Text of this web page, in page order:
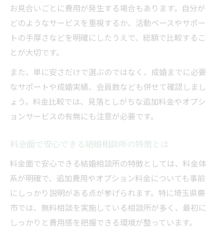
費用を抑え満足度UP結婚相談所比較術
費用を抑えた結婚相談所選びのコツを紹介
結婚相談所で満足度を高める比較ポイント
無駄なく活用できる結婚相談所の選び方
結婚相談所の料金プラン比較で賢く婚活
満足度重視の結婚相談所比較術を徹底解説
自分に合う結婚相談所を見極める方法
自分に合う結婚相談所を見つける判断基準
結婚相談所の特徴と自分の希望を照らし合
料金やサポートで結婚相談所を選ぶ重要性
結婚相談所のカウンセラー体制をチェック
自分の婚活スタイルに合う結婚相談所活用
法
お見合いごとに費用が発生する場合もあります。自分が
どのようなサービスを重視するか、活動ペースやサポー
トの手厚さなどを明確にしたうえで、総額で比較するこ
とが大切です。
また、単に安さだけで選ぶのではなく、成婚までに必要
なサポートや成婚実績、会員数なども併せて確認しまし
ょう。料金比較では、見落としがちな追加料金やオプシ
ョンサービスの有無にも注意が必要です。
料金面で安心できる結婚相談所の特徴とは
料金面で安心できる結婚相談所の特徴としては、料金体
系が明確で、追加費用やオプション料金についても事前
にしっかり説明がある点が挙げられます。特に埼玉県蕨
市では、無料相談を実施している相談所が多く、最初に
しっかりと費用感を把握できる環境が整っています。